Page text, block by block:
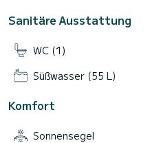
Sanitäre Ausstattung
WC (1)
Süßwasser (55 L)
Komfort
Sonnensegel